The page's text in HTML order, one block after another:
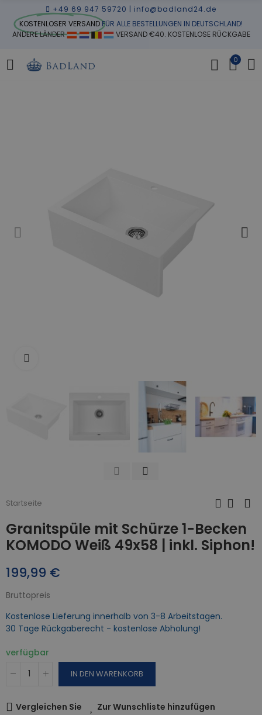
+49 69 947 59720 | info@badland24.de
KOSTENLOSER VERSANDFÜR ALLE BESTELLUNGEN IN DEUTSCHLAND!
ANDERE LÄNDER
VERSAND €40. KOSTENLOSE RÜCKGABE
0
Startseite
Granitspüle mit Schürze 1-Becken
KOMODO Weiß 49x58 | inkl. Siphon!
199,99 €
Bruttopreis
Kostenlose Lieferung innerhalb von 3-8 Arbeitstagen.
30 Tage Rückgaberecht - kostenlose Abholung!
verfügbar
IN DEN WARENKORB
Vergleichen Sie Zur Wunschliste hinzufügen